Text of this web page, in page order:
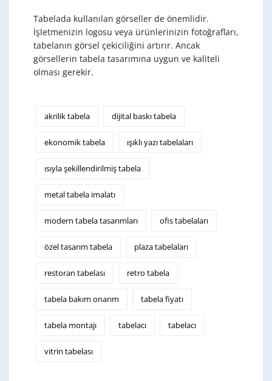
Tabelada kullanılan görseller de önemlidir.
İşletmenizin logosu veya ürünlerinizin fotoğrafları,
tabelanın görsel çekiciliğini artırır. Ancak
görsellerin tabela tasarımına uygun ve kaliteli
olması gerekir.
akrilik tabela dijital baskı tabela
ekonomik tabela ışıklı yazı tabelaları
ısıyla şekillendirilmiş tabela
metal tabela imalatı
modern tabela tasarımları ofis tabelaları
özel tasarım tabela plaza tabelaları
restoran tabelası retro tabela
tabela bakım onarım tabela fiyatı
tabela montajı tabelacı tabelacı
vitrin tabelası